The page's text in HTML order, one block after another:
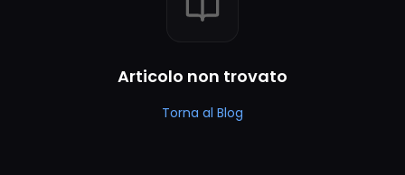
Articolo non trovato
Torna al Blog